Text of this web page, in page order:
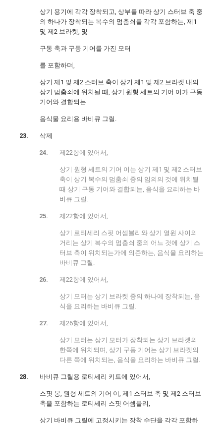
상기 용기에 각각 장착되고, 상부를 따라 상기 스터브 축 중
의 하나가 장착되는 복수의 멈춤쇠를 각각 포함하는, 제1
및 제2 브라켓, 및
구동 축과 구동 기어를 가진 모터
를 포함하며,
상기 제1 및 제2 스터브 축이 상기 제1 및 제2 브라켓 내의
상기 멈춤쇠에 위치될 때, 상기 원형 세트의 기어 이가 구동
기어와 결합되는
음식물 요리용 바비큐 그릴.
삭제
제22항에 있어서,
상기 원형 세트의 기어 이는 상기 제1 및 제2 스터브
축이 상기 복수의 멈춤쇠 중의 임의의 것에 위치될
때 상기 구동 기어와 결합되는, 음식을 요리하는 바
비큐 그릴.
제22항에 있어서,
상기 로티세리 스핏 어셈블리와 상기 열원 사이의
거리는 상기 복수의 멈춤쇠 중의 어느 것에 상기 스
터브 축이 위치되는가에 의존하는, 음식을 요리하는
바비큐 그릴.
제22항에 있어서,
상기 모터는 상기 브라켓 중의 하나에 장착되는, 음
식을 요리하는 바비큐 그릴.
제26항에 있어서,
상기 모터는 상기 모터가 장착되는 상기 브라켓의
한쪽에 위치되며, 상기 구동 기어는 상기 브라켓의
다른 쪽에 위치되는, 음식을 요리하는 바비큐 그릴.
바비큐 그릴용 로티세리 키트에 있어서,
스핏 봉, 원형 세트의 기어 이, 제1 스터브 축 및 제2 스터브
축을 포함하는 로티세리 스핏 어셈블리,
상기 바비큐 그릴에 고정시키는 장착 수단을 각각 포함하